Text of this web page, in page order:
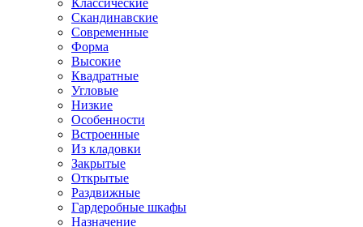
Классические
Скандинавские
Современные
Форма
Высокие
Квадратные
Угловые
Низкие
Особенности
Встроенные
Из кладовки
Закрытые
Открытые
Раздвижные
Гардеробные шкафы
Назначение